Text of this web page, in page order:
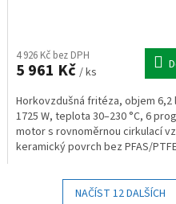
4 926 Kč bez DPH
5 961 Kč / ks
Horkovzdušná fritéza, objem 6,2
1725 W, teplota 30–230 °C, 6
motor s rovnoměrnou cirkulací
keramický povrch bez PFAS/
NAČÍST 12 DALŠÍCH